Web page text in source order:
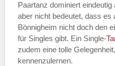
Paartanz dominiert
aber nicht bedeutet, dass es
Bönnigheim nicht doch den
für Singles gibt. Ein Single-
zudem eine tolle
kennenzulernen.